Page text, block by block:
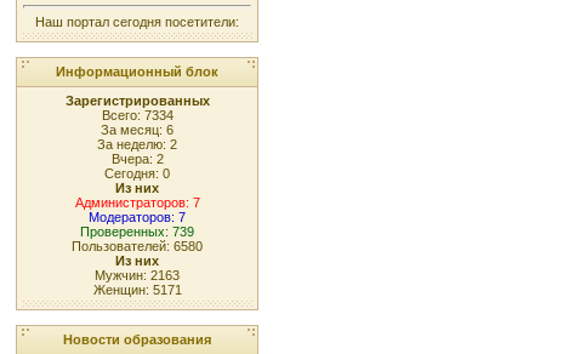
Наш портал сегодня посетители:
Информационный блок
Зарегистрированных
Всего: 7334
За месяц: 6
За неделю: 2
Вчера: 2
Сегодня: 0
Из них
Администраторов: 7
Модераторов: 7
Проверенных: 739
Пользователей: 6580
Из них
Мужчин: 2163
Женщин: 5171
Новости образования